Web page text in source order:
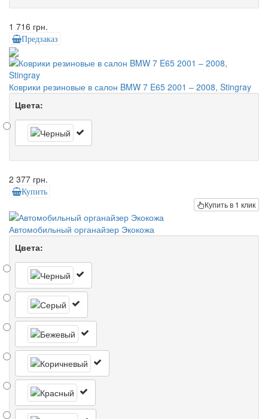
1 716 грн.
Предзаказ
Коврики резиновые в салон BMW 7 E65 2001 – 2008, Stingray
Цвета:
2 377 грн.
Купить
Купить в 1 клик
Автомобильный органайзер Экокожа
Цвета: